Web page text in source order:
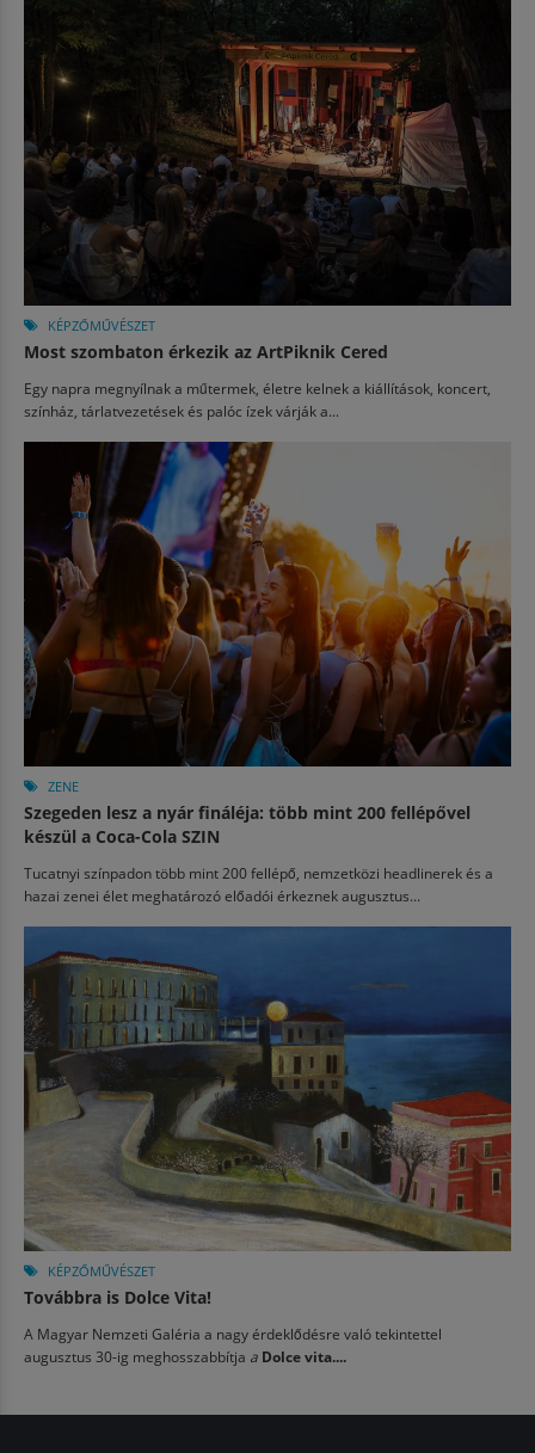
KÉPZŐMŰVÉSZET
Most szombaton érkezik az ArtPiknik Cered
Egy napra megnyílnak a műtermek, életre kelnek a kiállítások, koncert,
színház, tárlatvezetések és palóc ízek várják a...
ZENE
Szegeden lesz a nyár fináléja: több mint 200 fellépővel
készül a Coca-Cola SZIN
Tucatnyi színpadon több mint 200 fellépő, nemzetközi headlinerek és a
hazai zenei élet meghatározó előadói érkeznek augusztus...
KÉPZŐMŰVÉSZET
Továbbra is Dolce Vita!
A Magyar Nemzeti Galéria a nagy érdeklődésre való tekintettel
augusztus 30-ig meghosszabbítja a Dolce vita....